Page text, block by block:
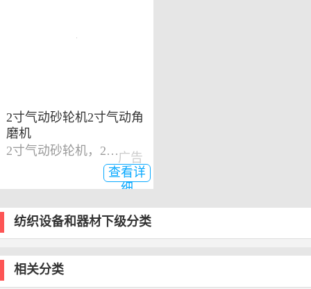
2寸气动砂轮机2寸气动角
磨机
2寸气动砂轮机，2寸气动角磨机
查看详
细
广告
纺织设备和器材下级分类
相关分类